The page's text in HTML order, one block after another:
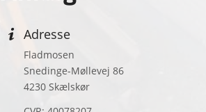
Adresse
Fladmosen
Snedinge-Møllevej 86
4230 Skælskør